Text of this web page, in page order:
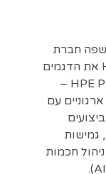
חברת
Hewlett Packard Enterprise (HPE) את הדגמים
החדשים של שרתי HPE ProLiant Compute –
ארגוניים עם
גמישות
חכמות